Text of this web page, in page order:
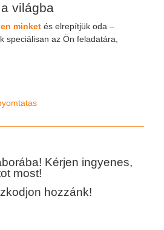
világba
minket és elrepítjük oda –
speciálisan az Ön feladatára,
Kérjen ingyenes,
most!
hozzánk!